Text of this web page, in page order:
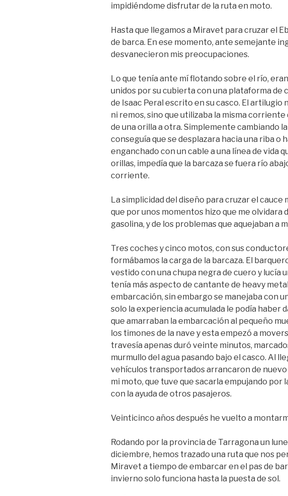
impidiéndome disfrutar de la ruta en moto.
Hasta que llegamos a Miravet para cruzar el
de barca. En ese momento, ante semejante
desvanecieron mis preocupaciones.
Lo que tenía ante mí flotando sobre el río,
unidos por su cubierta con una plataforma de
de Isaac Peral escrito en su casco. El artilugio
ni remos, sino que utilizaba la misma corriente
de una orilla a otra. Simplemente cambiando
conseguía que se desplazara hacia una riba o
enganchado con un cable a una línea de vida
orillas, impedía que la barcaza se fuera río
corriente.
La simplicidad del diseño para cruzar el cauce
que por unos momentos hizo que me olvidara
gasolina, y de los problemas que aquejaban a
Tres coches y cinco motos, con sus
formábamos la carga de la barcaza. El
vestido con una chupa negra de cuero y lucía
tenía más aspecto de cantante de heavy
embarcación, sin embargo se manejaba con
solo la experiencia acumulada le podía haber
que amarraban la embarcación al pequeño
los timones de la nave y esta empezó a
travesía apenas duró veinte minutos,
murmullo del agua pasando bajo el casco. Al
vehículos transportados arrancaron de
mi moto, que tuve que sacarla empujando por
con la ayuda de otros pasajeros.
Veinticinco años después he vuelto a
Rodando por la provincia de Tarragona un
diciembre, hemos trazado una ruta que nos
Miravet a tiempo de embarcar en el pas de
invierno solo funciona hasta la puesta de sol.